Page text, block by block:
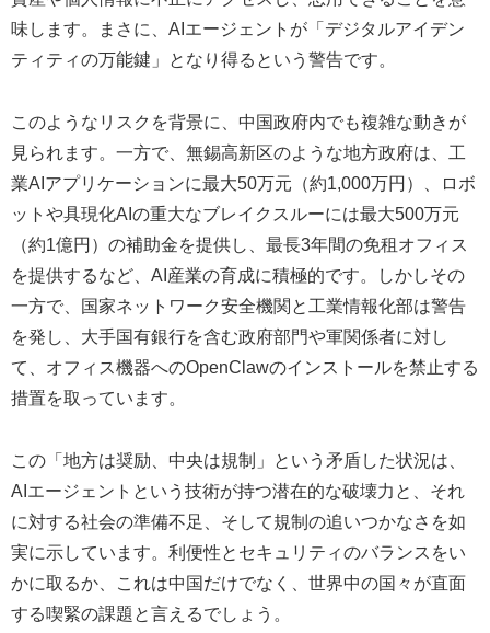
味します。まさに、AIエージェントが「デジタルアイデン
ティティの万能鍵」となり得るという警告です。
このようなリスクを背景に、中国政府内でも複雑な動きが
見られます。一方で、無錫高新区のような地方政府は、工
業AIアプリケーションに最大50万元（約1,000万円）、ロボ
ットや具現化AIの重大なブレイクスルーには最大500万元
（約1億円）の補助金を提供し、最長3年間の免租オフィス
を提供するなど、AI産業の育成に積極的です。しかしその
一方で、国家ネットワーク安全機関と工業情報化部は警告
を発し、大手国有銀行を含む政府部門や軍関係者に対し
て、オフィス機器へのOpenClawのインストールを禁止する
措置を取っています。
この「地方は奨励、中央は規制」という矛盾した状況は、
AIエージェントという技術が持つ潜在的な破壊力と、それ
に対する社会の準備不足、そして規制の追いつかなさを如
実に示しています。利便性とセキュリティのバランスをい
かに取るか、これは中国だけでなく、世界中の国々が直面
する喫緊の課題と言えるでしょう。